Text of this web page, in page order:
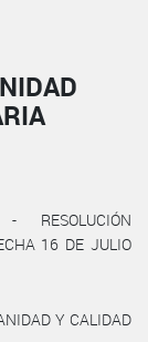
- RESOLUCIÓN
16 DE JULIO
Y CALIDAD